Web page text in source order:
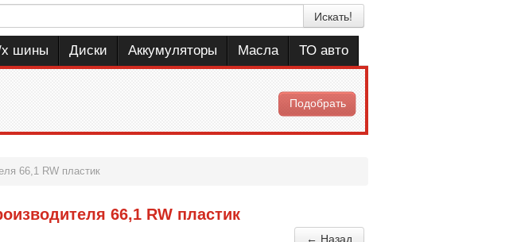
Искать!
х шины Диски Аккумуляторы Масла ТО авто
Подобрать
66,1 RW пластик
66,1 RW пластик
← Назад